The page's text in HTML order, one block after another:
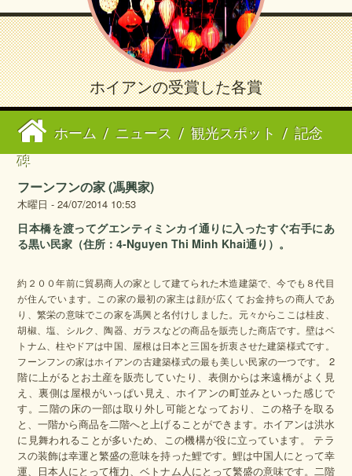
ホイアンの受賞した各賞
ホーム / ニュース / 観光スポット / 記念
碑
フーンフンの家 (馮興家)
木曜日 - 24/07/2014 10:53
日本橋を渡ってグエンティミンカイ通りに入ったすぐ右手にあ
る黒い民家（住所：4‐Nguyen Thi Minh Khai通り）。
約２００年前に貿易商人の家として建てられた木造建築で、今でも８代目
が住んでいます。この家の最初の家主は顔が広くてお金持ちの商人であ
り、繁栄の意味でこの家を馮興と名付けしました。元々からここは桂皮、
胡椒、塩、シルク、陶器、ガラスなどの商品を販売した商店です。壁はベ
トナム、柱やドアは中国、屋根は日本と三国を折衷させた建築様式です。
フーンフンの家はホイアンの古建築様式の最も美しい民家の一つです。
2
階に上がるとお土産を販売していたり、表側からは来遠橋がよく見
え、裏側は屋根がいっぱい見え、ホイアンの町並みといった感じで
す。二階の床の一部は取り外し可能となっており、この格子を取る
と、一階から商品を二階へと上げることができます。ホイアンは洪水
に見舞われることが多いため、この機構が役に立っています。 テラ
スの装飾は幸運と繁盛の意味を持った鯉です。鯉は中国人にとって幸
運、日本人にとって権力、ベトナム人にとって繁盛の意味です。二階